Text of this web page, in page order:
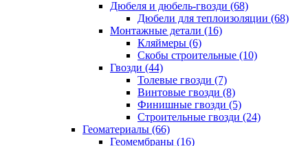
Дюбеля и дюбель-гвозди (68)
Дюбели для теплоизоляции (68)
Монтажные детали (16)
Кляймеры (6)
Скобы строительные (10)
Гвозди (44)
Толевые гвозди (7)
Винтовые гвозди (8)
Финишные гвозди (5)
Строительные гвозди (24)
Геоматериалы (66)
Геомембраны (16)